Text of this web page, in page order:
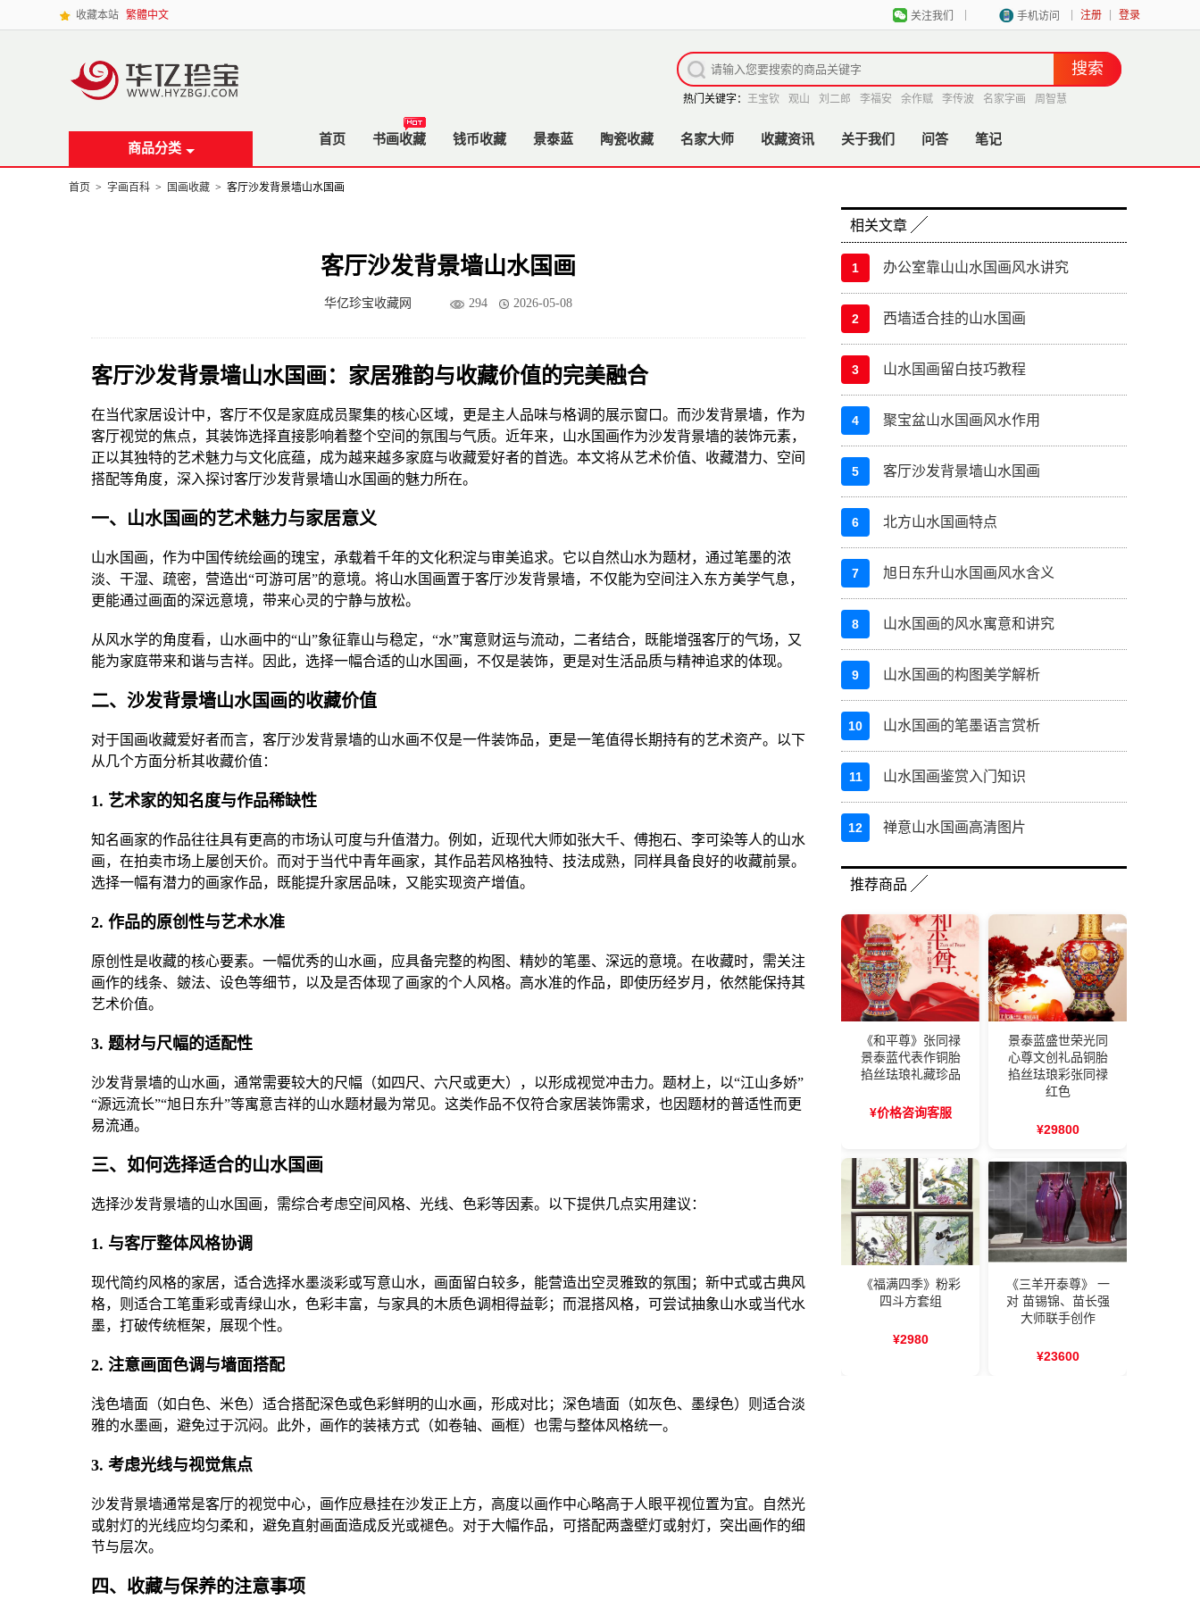
登录
注册
手机访问
关注我们
收藏本站 繁體中文
商品分类
热门关键字： 王宝钦 观山 刘二郎 李福安 余作赋 李传波 名家字画 周智慧
首页 书画收藏 钱币收藏 景泰蓝 陶瓷收藏 名家大师 收藏资讯 关于我们 问答 笔记
首页 > 字画百科 > 国画收藏 > 客厅沙发背景墙山水国画
客厅沙发背景墙山水国画
华亿珍宝收藏网 294 2026-05-08
客厅沙发背景墙山水国画：家居雅韵与收藏价值的完美融合
在当代家居设计中，客厅不仅是家庭成员聚集的核心区域，更是主人品味与格调的展示窗口。而沙发背景墙，作为
客厅视觉的焦点，其装饰选择直接影响着整个空间的氛围与气质。近年来，山水国画作为沙发背景墙的装饰元素，
正以其独特的艺术魅力与文化底蕴，成为越来越多家庭与收藏爱好者的首选。本文将从艺术价值、收藏潜力、空间
搭配等角度，深入探讨客厅沙发背景墙山水国画的魅力所在。
一、山水国画的艺术魅力与家居意义
山水国画，作为中国传统绘画的瑰宝，承载着千年的文化积淀与审美追求。它以自然山水为题材，通过笔墨的浓
淡、干湿、疏密，营造出“可游可居”的意境。将山水国画置于客厅沙发背景墙，不仅能为空间注入东方美学气息，
更能通过画面的深远意境，带来心灵的宁静与放松。
从风水学的角度看，山水画中的“山”象征靠山与稳定，“水”寓意财运与流动，二者结合，既能增强客厅的气场，又
能为家庭带来和谐与吉祥。因此，选择一幅合适的山水国画，不仅是装饰，更是对生活品质与精神追求的体现。
二、沙发背景墙山水国画的收藏价值
对于国画收藏爱好者而言，客厅沙发背景墙的山水画不仅是一件装饰品，更是一笔值得长期持有的艺术资产。以下
从几个方面分析其收藏价值：
1. 艺术家的知名度与作品稀缺性
知名画家的作品往往具有更高的市场认可度与升值潜力。例如，近现代大师如张大千、傅抱石、李可染等人的山水
画，在拍卖市场上屡创天价。而对于当代中青年画家，其作品若风格独特、技法成熟，同样具备良好的收藏前景。
选择一幅有潜力的画家作品，既能提升家居品味，又能实现资产增值。
2. 作品的原创性与艺术水准
原创性是收藏的核心要素。一幅优秀的山水画，应具备完整的构图、精妙的笔墨、深远的意境。在收藏时，需关注
画作的线条、皴法、设色等细节，以及是否体现了画家的个人风格。高水准的作品，即使历经岁月，依然能保持其
艺术价值。
3. 题材与尺幅的适配性
沙发背景墙的山水画，通常需要较大的尺幅（如四尺、六尺或更大），以形成视觉冲击力。题材上，以“江山多娇”
“源远流长”“旭日东升”等寓意吉祥的山水题材最为常见。这类作品不仅符合家居装饰需求，也因题材的普适性而更
易流通。
三、如何选择适合的山水国画
选择沙发背景墙的山水国画，需综合考虑空间风格、光线、色彩等因素。以下提供几点实用建议：
1. 与客厅整体风格协调
现代简约风格的家居，适合选择水墨淡彩或写意山水，画面留白较多，能营造出空灵雅致的氛围；新中式或古典风
格，则适合工笔重彩或青绿山水，色彩丰富，与家具的木质色调相得益彰；而混搭风格，可尝试抽象山水或当代水
墨，打破传统框架，展现个性。
2. 注意画面色调与墙面搭配
浅色墙面（如白色、米色）适合搭配深色或色彩鲜明的山水画，形成对比；深色墙面（如灰色、墨绿色）则适合淡
雅的水墨画，避免过于沉闷。此外，画作的装裱方式（如卷轴、画框）也需与整体风格统一。
3. 考虑光线与视觉焦点
沙发背景墙通常是客厅的视觉中心，画作应悬挂在沙发正上方，高度以画作中心略高于人眼平视位置为宜。自然光
或射灯的光线应均匀柔和，避免直射画面造成反光或褪色。对于大幅作品，可搭配两盏壁灯或射灯，突出画作的细
节与层次。
四、收藏与保养的注意事项
相关文章
1 办公室靠山山水国画风水讲究
2 西墙适合挂的山水国画
3 山水国画留白技巧教程
4 聚宝盆山水国画风水作用
5 客厅沙发背景墙山水国画
6 北方山水国画特点
7 旭日东升山水国画风水含义
8 山水国画的风水寓意和讲究
9 山水国画的构图美学解析
10 山水国画的笔墨语言赏析
11 山水国画鉴赏入门知识
12 禅意山水国画高清图片
推荐商品
《和平尊》张同禄
景泰蓝代表作铜胎
掐丝珐琅礼藏珍品
¥价格咨询客服
景泰蓝盛世荣光同
心尊文创礼品铜胎
掐丝珐琅彩张同禄
红色
¥29800
《福满四季》粉彩
四斗方套组
¥2980
《三羊开泰尊》 一
对 苗锡锦、苗长强
大师联手创作
¥23600